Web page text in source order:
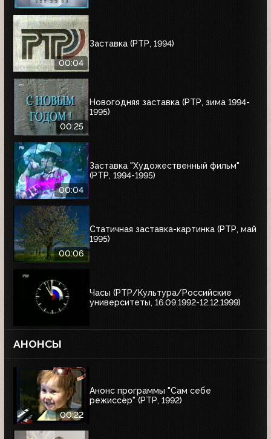
00:04
Заставка (РТР, 1994)
00:25
Новогодняя заставка (РТР, зима 1994-
1995)
00:04
Заставка "Художественный фильм"
(РТР, 1994-1995)
00:06
Статичная заставка-картинка (РТР, май
1995)
Часы (РТР/Культура/Российские
университеты, 16.09.1992-12.12.1999)
АНОНСЫ
00:22
Анонс программы "Сам себе
режиссёр" (РТР, 1992)